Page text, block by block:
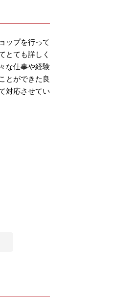
ップを行って
とても詳しく
な仕事や経験
とができた良
対応させてい